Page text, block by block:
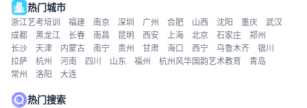
热门城市
浙江艺考培训 福建 南京 深圳 广州 合肥 山西 沈阳 重庆
武汉
成都
黑龙江 长春 南昌 昆明 西安 上海 北京 石家庄
郑州
长沙
天津 内蒙古 南宁 贵州 甘肃 海口 西宁 乌鲁木齐
银川
拉萨
杭州 河南 四川 山东 福州 杭州风华国韵艺术教育
青岛
常州
洛阳 大连
热门搜索